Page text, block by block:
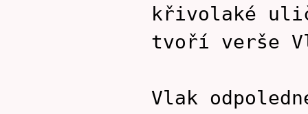
křivolaké
tvoří verše
Vlak